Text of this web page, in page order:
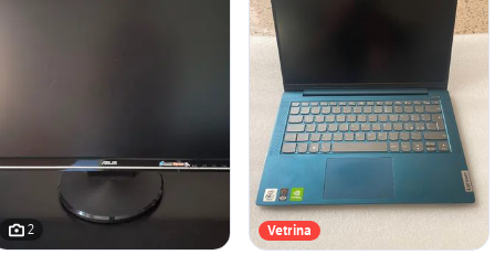
2 Vetrina